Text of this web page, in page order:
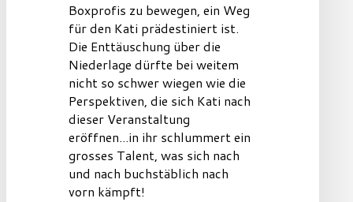
Boxprofis zu bewegen, ein Weg
für den Kati prädestiniert ist.
Die Enttäuschung über die
Niederlage dürfte bei weitem
nicht so schwer wiegen wie die
Perspektiven, die sich Kati nach
dieser Veranstaltung
eröffnen...in ihr schlummert ein
grosses Talent, was sich nach
und nach buchstäblich nach
vorn kämpft!